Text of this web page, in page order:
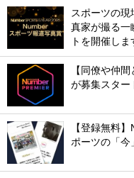
スポーツの
真家が撮る一
トを開催しま
【同僚や仲
が募集スター
【登録無料
ポーツの「今